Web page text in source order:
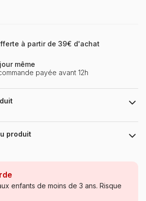
à partir de 39€ d'achat
même
payée avant 12h
Noah de la marque HEYE, de la
et de l'artiste Jean-Jacques
puzzle monté : 69 cm x 97 cm - Label
la gestion durable des forêts)
produit
enfants de moins de 3 ans. Risque